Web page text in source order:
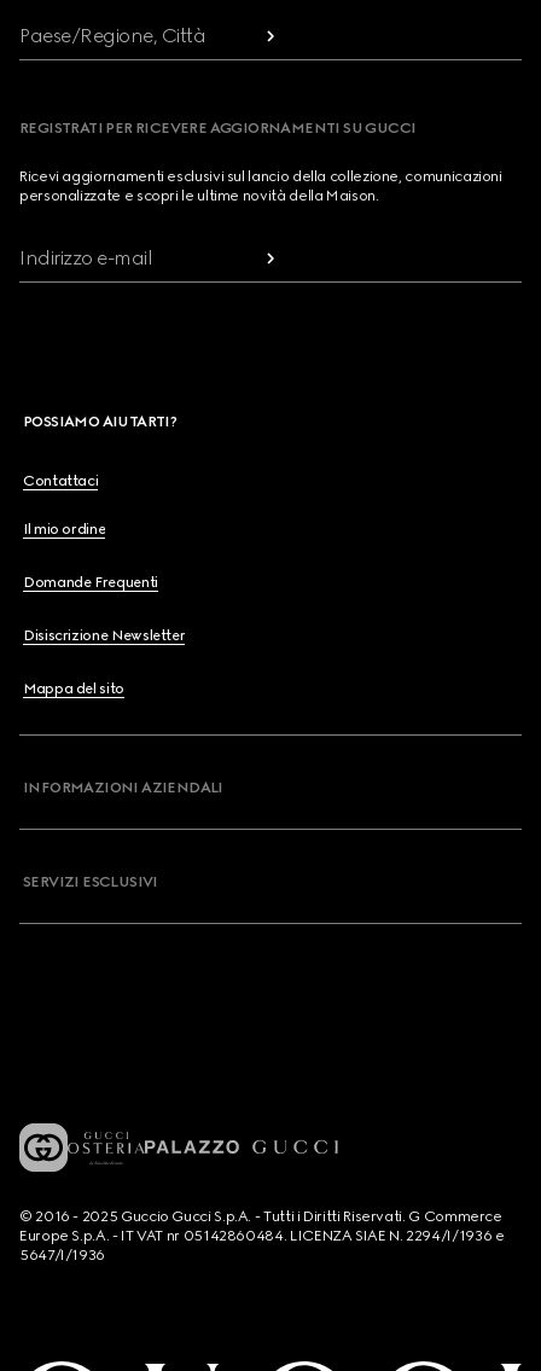
Paese/Regione, Città
REGISTRATI PER RICEVERE AGGIORNAMENTI SU GUCCI
Ricevi aggiornamenti esclusivi sul lancio della collezione, comunicazioni
personalizzate e scopri le ultime novità della Maison.
Indirizzo e-mail
POSSIAMO AIUTARTI?
Contattaci
Il mio ordine
Domande Frequenti
Disiscrizione Newsletter
Mappa del sito
INFORMAZIONI AZIENDALI
SERVIZI ESCLUSIVI
© 2016 - 2025 Guccio Gucci S.p.A. - Tutti i Diritti Riservati. G Commerce
Europe S.p.A. - IT VAT nr 05142860484. LICENZA SIAE N. 2294/I/1936 e
5647/I/1936